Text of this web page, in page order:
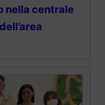
nella centrale